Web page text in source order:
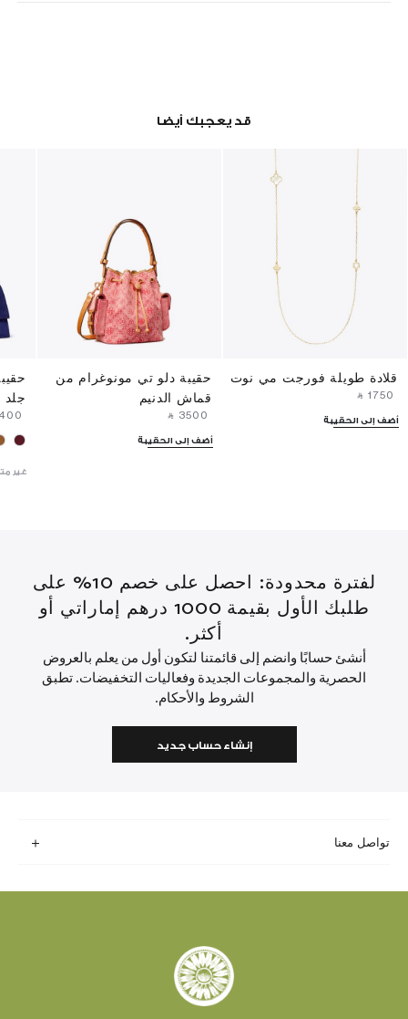
قد يعجبك أيضا
قلادة طويلة فورجت مي نوت
‎ ⃁ ⁦1750⁩ ‎
أضف إلى الحقيبة
حقيبة دلو تي مونوغرام من
قماش الدنيم
‎ ⃁ ⁦3500⁩ ‎
أضف إلى الحقيبة
جلد
غير
لفترة محدودة: احصل على خصم 10% على
طلبك الأول بقيمة 1000 درهم إماراتي أو
أكثر.
أنشئ حسابًا وانضم إلى قائمتنا لتكون أول من يعلم بالعروض
الحصرية والمجموعات الجديدة وفعاليات التخفيضات. تطبق
الشروط والأحكام.
إنشاء حساب جديد
تواصل معنا